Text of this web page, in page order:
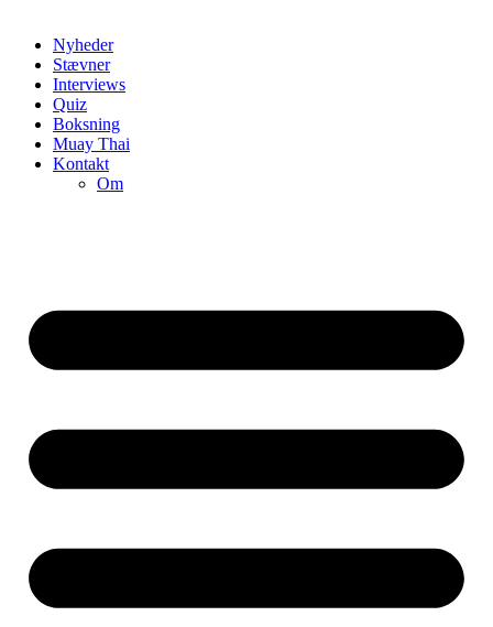
Nyheder
Stævner
Interviews
Quiz
Boksning
Muay Thai
Kontakt
Om